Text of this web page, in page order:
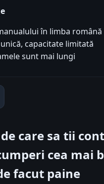
în limba română
capacitate limitată
sunt mai lungi
care sa tii cont
cea mai
facut paine